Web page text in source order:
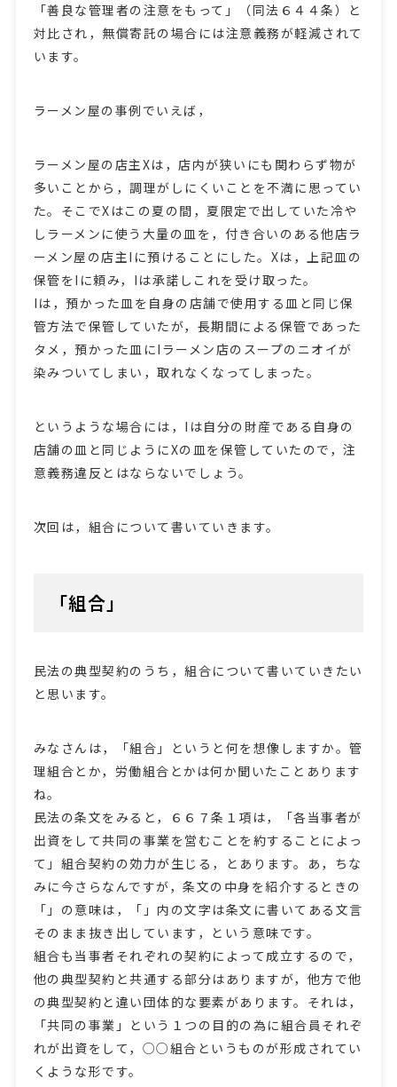
「善良な管理者の注意をもって」（同法６４４条）と
対比され，無償寄託の場合には注意義務が軽減されて
います。
ラーメン屋の事例でいえば，
ラーメン屋の店主Xは，店内が狭いにも関わらず物が
多いことから，調理がしにくいことを不満に思ってい
た。そこでXはこの夏の間，夏限定で出していた冷や
しラーメンに使う大量の皿を，付き合いのある他店ラ
ーメン屋の店主Iに預けることにした。Xは，上記皿の
保管をIに頼み，Iは承諾しこれを受け取った。
Iは，預かった皿を自身の店舗で使用する皿と同じ保
管方法で保管していたが，長期間による保管であった
タメ，預かった皿にIラーメン店のスープのニオイが
染みついてしまい，取れなくなってしまった。
というような場合には，Iは自分の財産である自身の
店舗の皿と同じようにXの皿を保管していたので，注
意義務違反とはならないでしょう。
次回は，組合について書いていきます。
「組合」
民法の典型契約のうち，組合について書いていきたい
と思います。
みなさんは，「組合」というと何を想像しますか。管
理組合とか，労働組合とかは何か聞いたことあります
ね。
民法の条文をみると，６６７条１項は，「各当事者が
出資をして共同の事業を営むことを約することによっ
て」組合契約の効力が生じる，とあります。あ，ちな
みに今さらなんですが，条文の中身を紹介するときの
「」の意味は，「」内の文字は条文に書いてある文言
そのまま抜き出しています，という意味です。
組合も当事者それぞれの契約によって成立するので，
他の典型契約と共通する部分はありますが，他方で他
の典型契約と違い団体的な要素があります。それは，
「共同の事業」という１つの目的の為に組合員それぞ
れが出資をして，○○組合というものが形成されてい
くような形です。